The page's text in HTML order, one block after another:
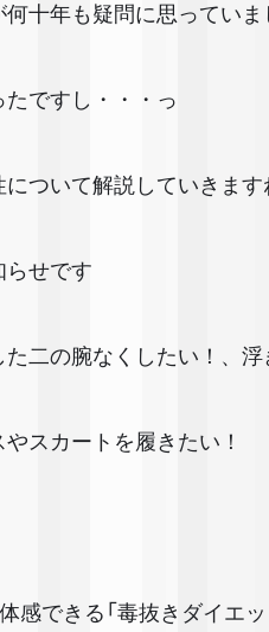
十年も疑問に思っていま
ですし・・・っ
について解説していきま
せです✨
二の腕なくしたい！、浮
スカートを履きたい！
感できる「毒抜きダイエッ